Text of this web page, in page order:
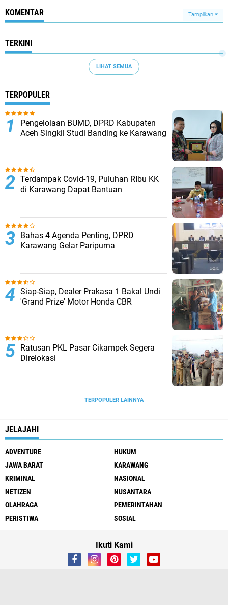
KOMENTAR Tampilkan
TERKINI
LIHAT SEMUA
TERPOPULER
Pengelolaan BUMD, DPRD Kabupaten
Aceh Singkil Studi Banding ke Karawang
Terdampak Covid-19, Puluhan RIbu KK
di Karawang Dapat Bantuan
Bahas 4 Agenda Penting, DPRD
Karawang Gelar Paripurna
Siap-Siap, Dealer Prakasa 1 Bakal Undi
'Grand Prize' Motor Honda CBR
Ratusan PKL Pasar Cikampek Segera
Direlokasi
TERPOPULER LAINNYA
JELAJAHI
ADVENTURE
HUKUM
JAWA BARAT
KARAWANG
KRIMINAL
NASIONAL
NETIZEN
NUSANTARA
OLAHRAGA
PEMERINTAHAN
PERISTIWA
SOSIAL
Ikuti Kami